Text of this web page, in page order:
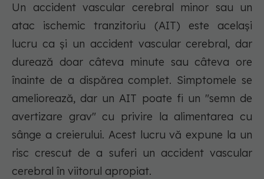
Un accident vascular cerebral minor sau un
atac ischemic tranzitoriu (AIT) este același
lucru ca și un accident vascular cerebral, dar
durează doar câteva minute sau câteva ore
înainte de a dispărea complet. Simptomele se
ameliorează, dar un AIT poate fi un "semn de
avertizare grav" cu privire la alimentarea cu
sânge a creierului. Acest lucru vă expune la un
risc crescut de a suferi un accident vascular
cerebral în viitorul apropiat.